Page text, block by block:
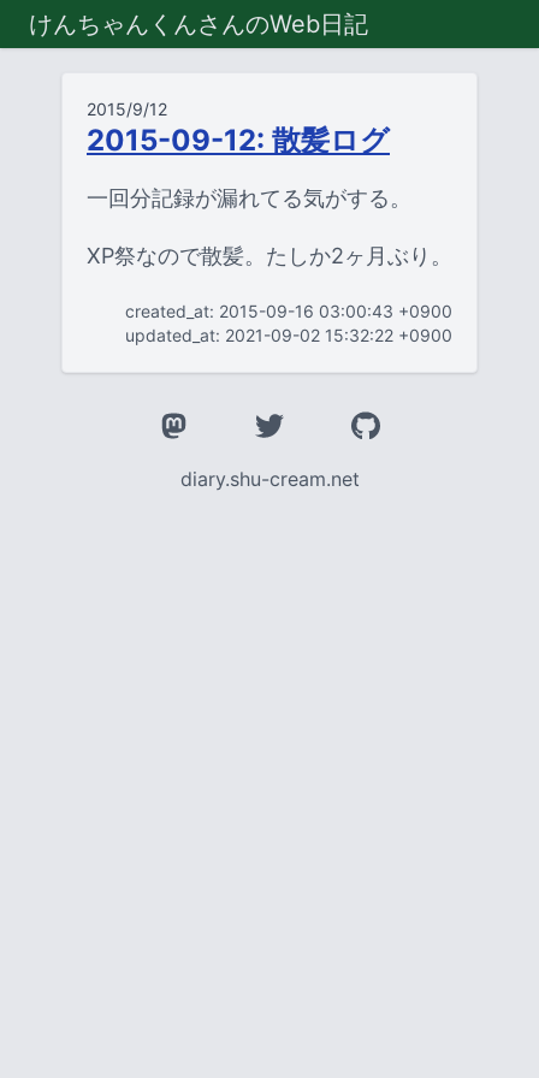
けんちゃんくんさんのWeb日記
2015/9/12
2015-09-12: 散髪ログ
一回分記録が漏れてる気がする。
XP祭なので散髪。たしか2ヶ月ぶり。
created_at: 2015-09-16 03:00:43 +0900
updated_at: 2021-09-02 15:32:22 +0900
diary.shu-cream.net